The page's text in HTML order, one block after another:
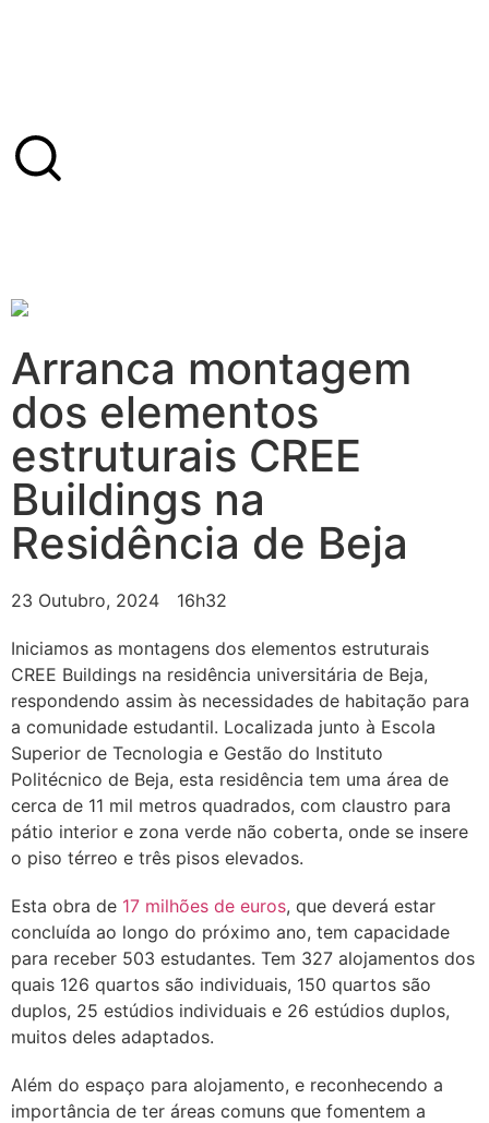
Arranca montagem
dos elementos
estruturais CREE
Buildings na
Residência de Beja
23 Outubro, 2024 16h32
Iniciamos as montagens dos elementos estruturais
CREE Buildings na residência universitária de Beja,
respondendo assim às necessidades de habitação para
a comunidade estudantil. Localizada junto à Escola
Superior de Tecnologia e Gestão do Instituto
Politécnico de Beja, esta residência tem uma área de
cerca de 11 mil metros quadrados, com claustro para
pátio interior e zona verde não coberta, onde se insere
o piso térreo e três pisos elevados.
Esta obra de 17 milhões de euros, que deverá estar
concluída ao longo do próximo ano, tem capacidade
para receber 503 estudantes. Tem 327 alojamentos dos
quais 126 quartos são individuais, 150 quartos são
duplos, 25 estúdios individuais e 26 estúdios duplos,
muitos deles adaptados.
Além do espaço para alojamento, e reconhecendo a
importância de ter áreas comuns que fomentem a